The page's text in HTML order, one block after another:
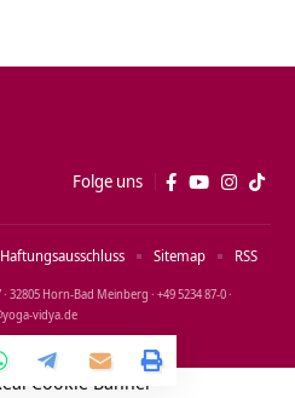
Folge uns
32805 Horn‑Bad Meinberg · +49 5234 87‑0 ·
Haftungsausschluss Sitemap RSS
Cookie Banner